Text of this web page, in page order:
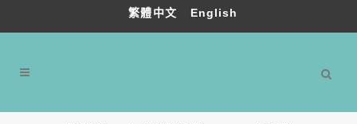
繁體中文 English